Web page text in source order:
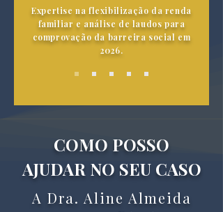
Expertise na flexibilização da renda
familiar e análise de laudos para
comprovação da barreira social em
2026.
COMO POSSO
AJUDAR NO SEU CASO
A Dra. Aline Almeida